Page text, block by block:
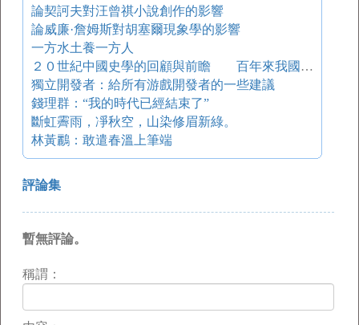
論契訶夫對汪曾祺小說創作的影響
論威廉·詹姆斯對胡塞爾現象學的影響
一方水土養一方人
２０世紀中國史學的回顧與前瞻 百年來我國對《馬可波羅游記》的介紹與研究（下）
獨立開發者：給所有游戲開發者的一些建議
錢理群：“我的時代已經結束了”
斷虹霽雨，凈秋空，山染修眉新綠。
林黃鸝：敢遣春溫上筆端
評論集
暫無評論。
稱謂：